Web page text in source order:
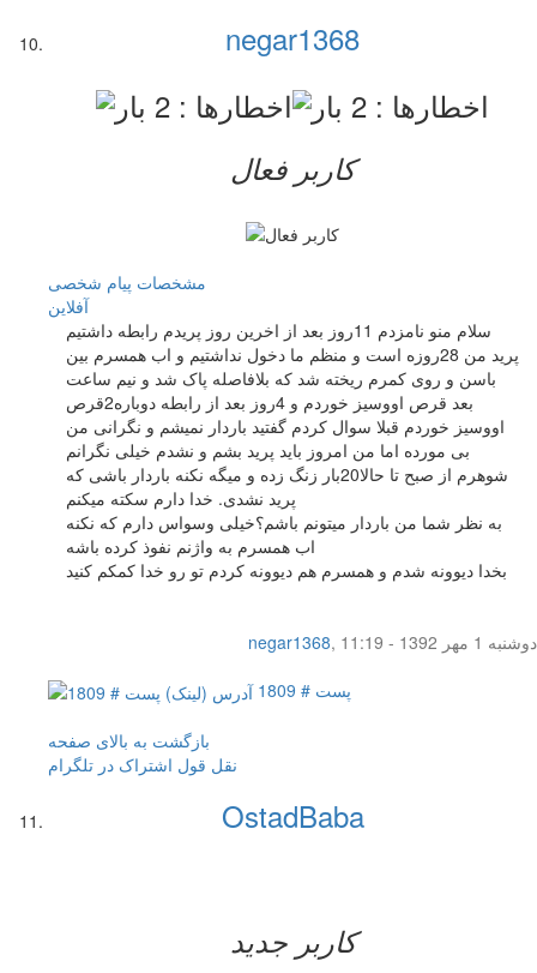
negar1368
کاربر فعال
مشخصات پیام شخصی
آفلاين
سلام منو نامزدم 11روز بعد از اخرین روز پریدم رابطه داشتیم
پرید من 28روزه است و منظم ما دخول نداشتیم و اب همسرم بین
باسن و روی کمرم ریخته شد که بلافاصله پاک شد و نیم ساعت
بعد قرص اووسیز خوردم و 4روز بعد از رابطه دوباره2قرص
اووسیز خوردم قبلا سوال کردم گفتید باردار نمیشم و نگرانی من
بی مورده اما من امروز باید پرید بشم و نشدم خیلی نگرانم
شوهرم از صبح تا حالا20بار زنگ زده و میگه نکنه باردار باشی که
پرید نشدی. خدا دارم سکته میکنم
به نظر شما من باردار میتونم باشم؟خیلی وسواس دارم که نکنه
اب همسرم به واژنم نفوذ کرده باشه
بخدا دیوونه شدم و همسرم هم دیوونه کردم تو رو خدا کمکم کنید
negar1368,
دوشنبه 1 مهر 1392 - 11:19
پست # 1809
بازگشت به بالای صفحه
نقل قول اشتراک در تلگرام
OstadBaba
کاربر جدید